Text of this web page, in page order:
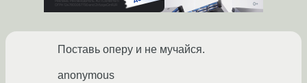
Поставь оперу и не мучайся.
anonymous